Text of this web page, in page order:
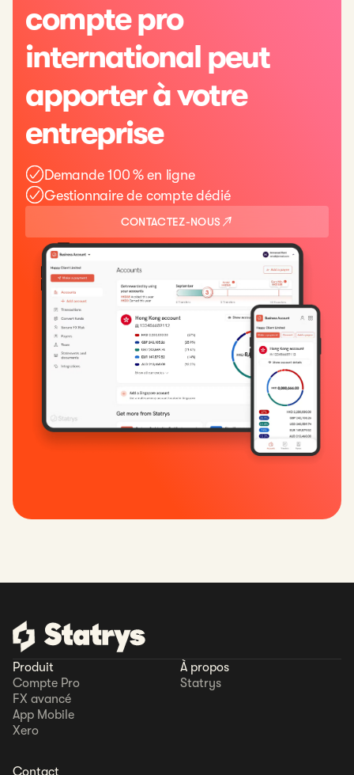
compte pro
international peut
apporter à votre
entreprise
Demande 100 % en ligne
Gestionnaire de compte dédié
CONTACTEZ-NOUS
Produit
Compte Pro
FX avancé
App Mobile
Xero
À propos
Statrys
Contact